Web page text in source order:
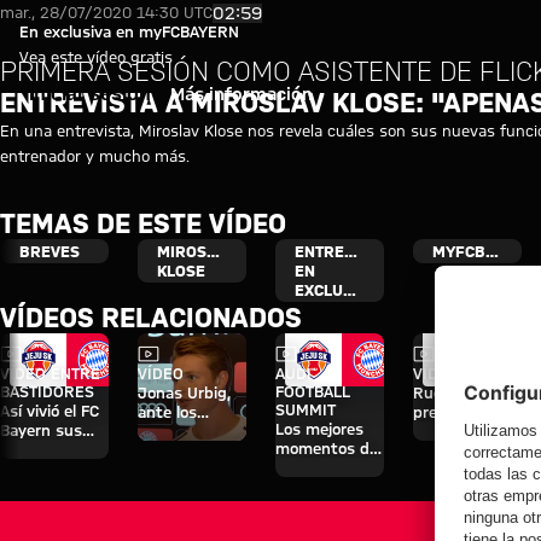
Entrevista a Miroslav Klose:
Reproducir vídeo
En exclusiva en myFCBAYERN
Vea este vídeo gratis
Iniciar sesión Más información
mar., 28/07/2020 14:30 UTC02:59
PRIMERA SESIÓN COMO ASISTENTE DE
ENTREVISTA A MIROSLAV KLOSE:
En una entrevista, Miroslav Klose nos revela cuáles son sus nuevas
entrenador y mucho más.
TEMAS DE ESTE VÍDEO
BREVES
MIROSLAV
KLOSE
ENTREVISTA
EN
EXCLUSIVA
MYFCBAYERN
VÍDEOS RELACIONADOS
Vídeo
VÍDEO ENTRE
BASTIDORES
Así vivió el FC
Bayern sus
Vídeo
VÍDEO
Jonas Urbig,
ante los
medios en
Vídeo
AUDI
FOOTBALL
SUMMIT
Los mejores
momentos del
Vídeo
VÍDEO
Rueda de
prensa tras el
Audi Football
Summit
contra el Jeju